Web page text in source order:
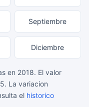
Septiembre
Diciembre
en 2018. El valor
La variacion
el historico